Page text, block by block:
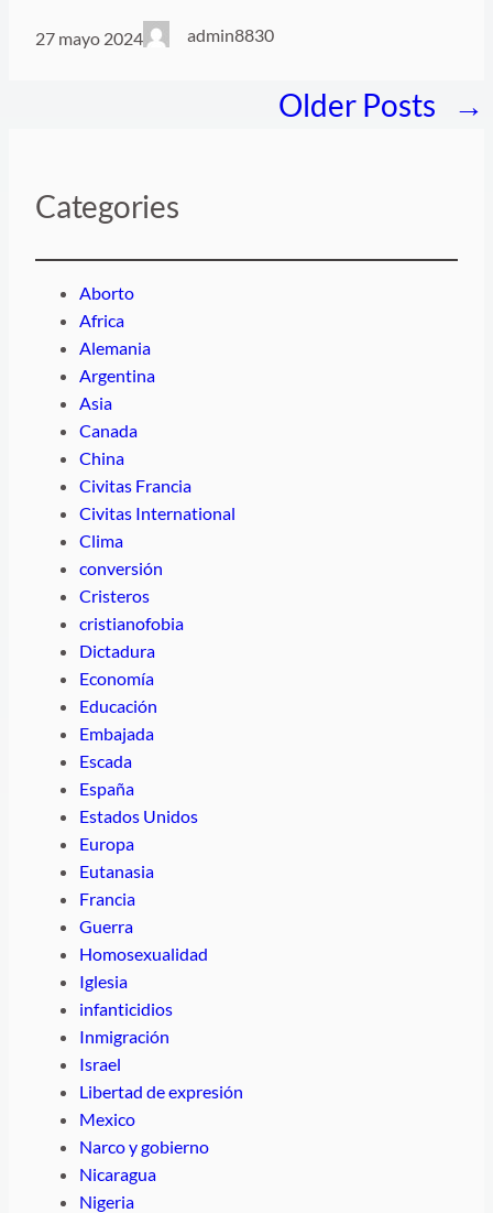
27 mayo 2024 admin8830
Older Posts →
Categories
Aborto
Africa
Alemania
Argentina
Asia
Canada
China
Civitas Francia
Civitas International
Clima
conversión
Cristeros
cristianofobia
Dictadura
Economía
Educación
Embajada
Escada
España
Estados Unidos
Europa
Eutanasia
Francia
Guerra
Homosexualidad
Iglesia
infanticidios
Inmigración
Israel
Libertad de expresión
Mexico
Narco y gobierno
Nicaragua
Nigeria